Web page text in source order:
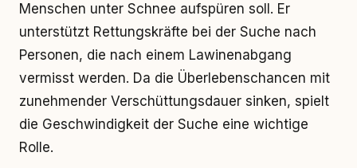
Menschen unter Schnee aufspüren soll. Er
unterstützt Rettungskräfte bei der Suche nach
Personen, die nach einem Lawinenabgang
vermisst werden. Da die Überlebenschancen mit
zunehmender Verschüttungsdauer sinken, spielt
die Geschwindigkeit der Suche eine wichtige
Rolle.